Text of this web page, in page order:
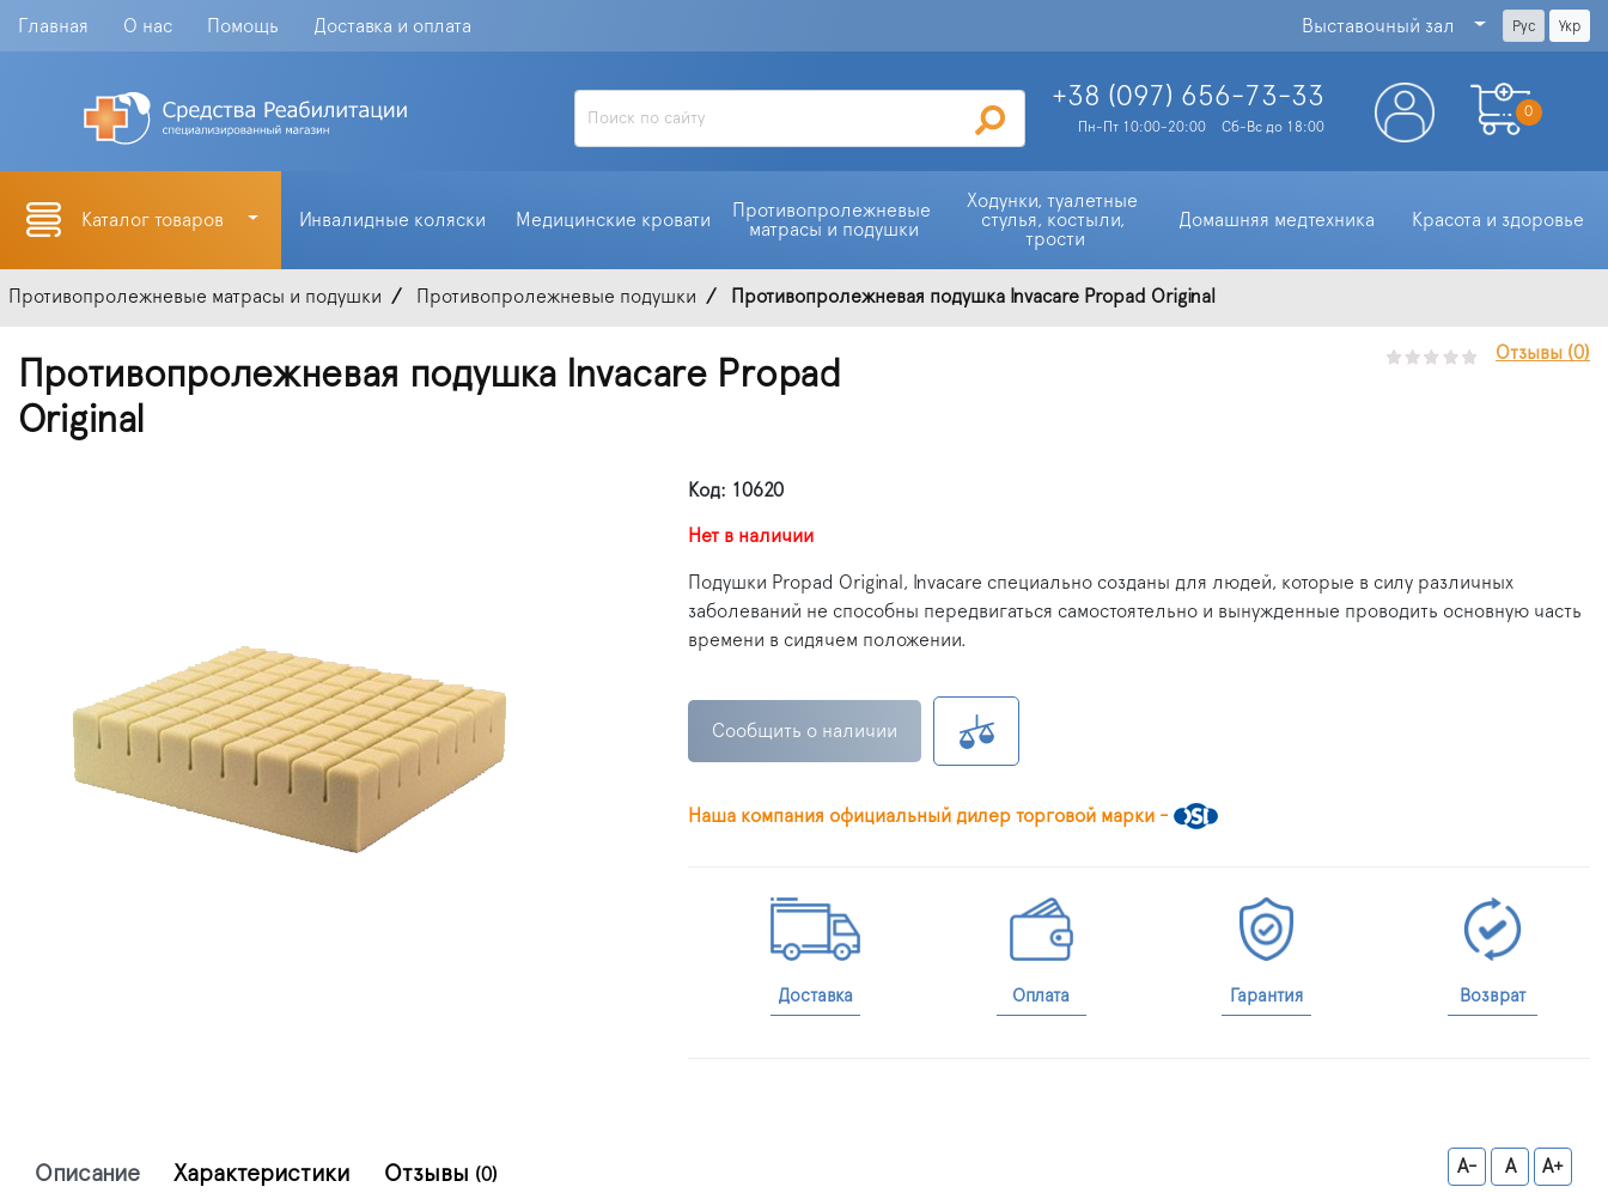
Главная О нас Помощь Доставка и оплата Выставочный зал Рус Укр
+38 (097) 656-73-33
Пн-Пт 10:00-20:00 Сб-Вс до 18:00
0
Каталог товаров Инвалидные коляски Медицинские кровати
Противопролежневые
матрасы и подушки
Ходунки, туалетные
стулья, костыли,
трости
Домашняя медтехника Красота и здоровье
Противопролежневые матрасы и подушки Противопролежневые подушки Противопролежневая подушка Invacare Propad Original
Противопролежневая подушка Invacare Propad
Original
Отзывы (0)
Код: 10620
Нет в наличии
Подушки Propad Original, Invacare специально созданы для людей, которые в силу различных
заболеваний не способны передвигаться самостоятельно и вынужденные проводить основную часть
времени в сидячем положении.
Сообщить о наличии
Наша компания официальный дилер торговой марки -
Доставка Оплата Гарантия Возврат
Описание Характеристики Отзывы (0) A- A A+